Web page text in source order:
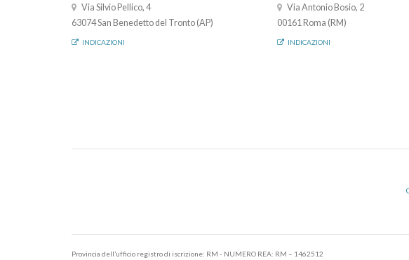
Via Silvio Pellico, 4
63074 San Benedetto del Tronto (AP)
INDICAZIONI
Via Antonio Bosio, 2
00161 Roma (RM)
INDICAZIONI
Provincia dell’ufficio registro di iscrizione: RM - NUMERO REA: RM – 1462512